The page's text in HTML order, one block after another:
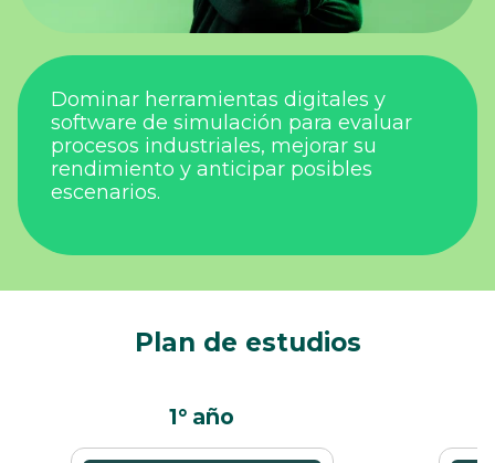
Dominar herramientas digitales y
software de simulación para evaluar
procesos industriales, mejorar su
rendimiento y anticipar posibles
escenarios.
Plan de estudios
1° año